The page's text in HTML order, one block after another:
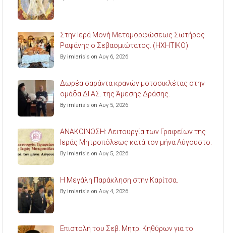
Στην Ιερά Μονή Μεταμορφώσεως Σωτήρος
Ραψάνης ο Σεβασμιώτατος. (ΗΧΗΤΙΚΟ)
By imlarisis on Αυγ 6, 2026
Δωρέα σαράντα κρανών μοτοσικλέτας στην
ομάδα ΔΙ.ΑΣ. της Άμεσης Δράσης.
By imlarisis on Αυγ 5, 2026
ΑΝΑΚΟΙΝΩΣΗ: Λειτουργία των Γραφείων της
Ιεράς Μητροπόλεως κατά τον μήνα Αύγουστο.
By imlarisis on Αυγ 5, 2026
Η Μεγάλη Παράκληση στην Καρίτσα.
By imlarisis on Αυγ 4, 2026
Επιστολή του Σεβ. Μητρ. Κηθύρων για το